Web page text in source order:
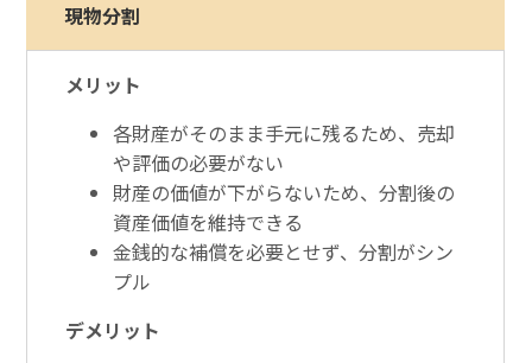
現物分割
メリット
各財産がそのまま手元に残るため、売却
や評価の必要がない
財産の価値が下がらないため、分割後の
資産価値を維持できる
金銭的な補償を必要とせず、分割がシン
プル
デメリット